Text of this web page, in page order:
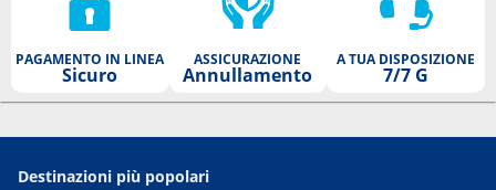
PAGAMENTO IN LINEA
Sicuro
ASSICURAZIONE
Annullamento
A TUA DISPOSIZIONE
7/7 G
Destinazioni più popolari